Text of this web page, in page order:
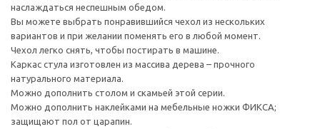
наслаждаться неспешным обедом.
Вы можете выбрать понравившийся чехол из нескольких
вариантов и при желании поменять его в любой момент.
Чехол легко снять, чтобы постирать в машине.
Каркас стула изготовлен из массива дерева – прочного
натурального материала.
Можно дополнить столом и скамьей этой серии.
Можно дополнить наклейками на мебельные ножки ФИКСА;
защищают пол от царапин.